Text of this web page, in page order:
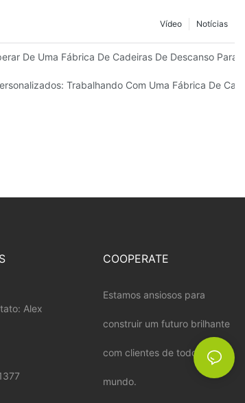
Notícias
Vídeo
PraiaDe Uma Fábrica De Cadeiras De Descanso Para
Externas. Trabalhando Com Uma Fábrica De
Alex
COOPERATE
Estamos ansiosos para
construir um futuro brilhante
com clientes de todo o
mundo.